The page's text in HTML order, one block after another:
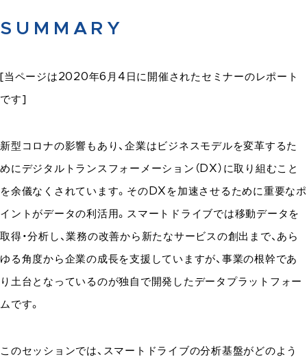
SUMMARY
[当ページは2020年6月4日に開催されたセミナーのレポート
です]
新型コロナの影響もあり、企業はビジネスモデルを変革するた
めにデジタルトランスフォーメーション（DX）に取り組むこと
を余儀なくされています。そのDXを加速させるために重要なポ
イントがデータの利活用。スマートドライブでは移動データを
取得・分析し、業務の改善から新たなサービスの創出まで、あら
ゆる角度から企業の成長を支援していますが、事業の根幹であ
り土台となっているのが独自で開発したデータプラットフォー
ムです。
このセッションでは、スマートドライブの分析基盤がどのよう